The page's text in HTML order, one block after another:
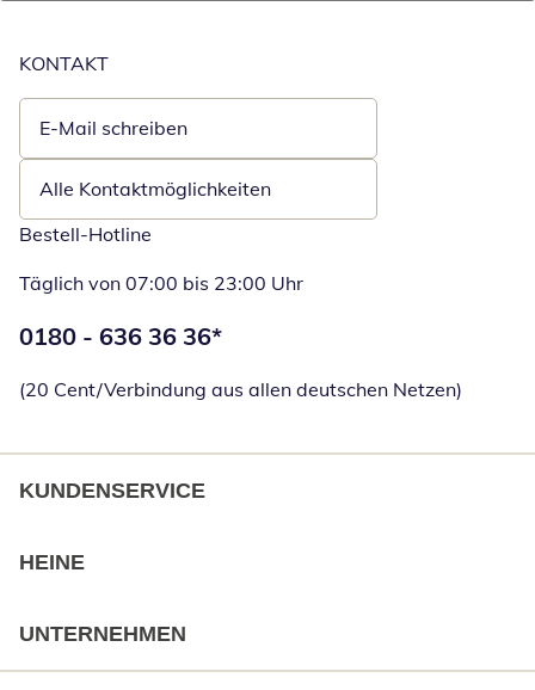
KONTAKT
E-Mail schreiben
Öffnet E-Mail-Client
Alle Kontaktmöglichkeiten
Bestell-Hotline
Täglich von 07:00 bis 23:00 Uhr
Telefonnummer:
0180 - 636 36 36*
(20 Cent/Verbindung aus allen deutschen Netzen)
KUNDENSERVICE
HEINE
UNTERNEHMEN